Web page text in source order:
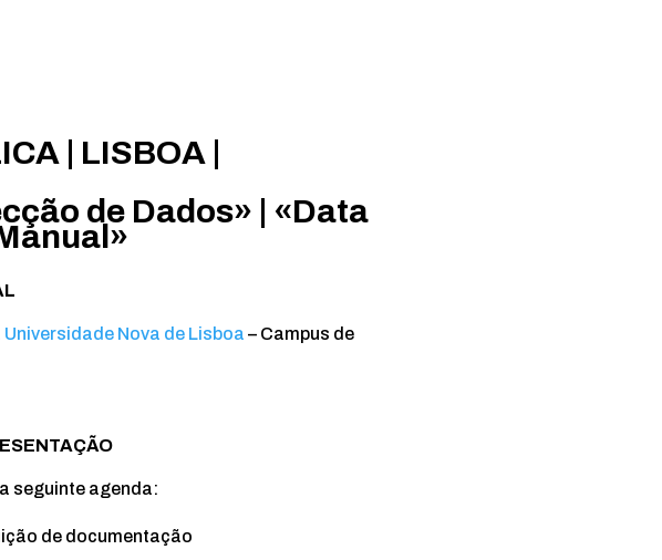
| LISBOA |
de Dados» | «Data
Nova de Lisboa – Campus de
seguinte agenda:
de documentação